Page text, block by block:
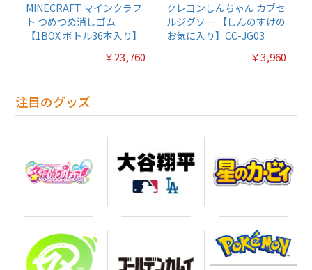
MINECRAFT マインクラフ
ト つめつめ消しゴム
【1BOX ボトル36本入り】
￥23,760
クレヨンしんちゃん カブセ
ルジグソー 【しんのすけの
お気に入り】CC-JG03
￥3,960
注目のグッズ